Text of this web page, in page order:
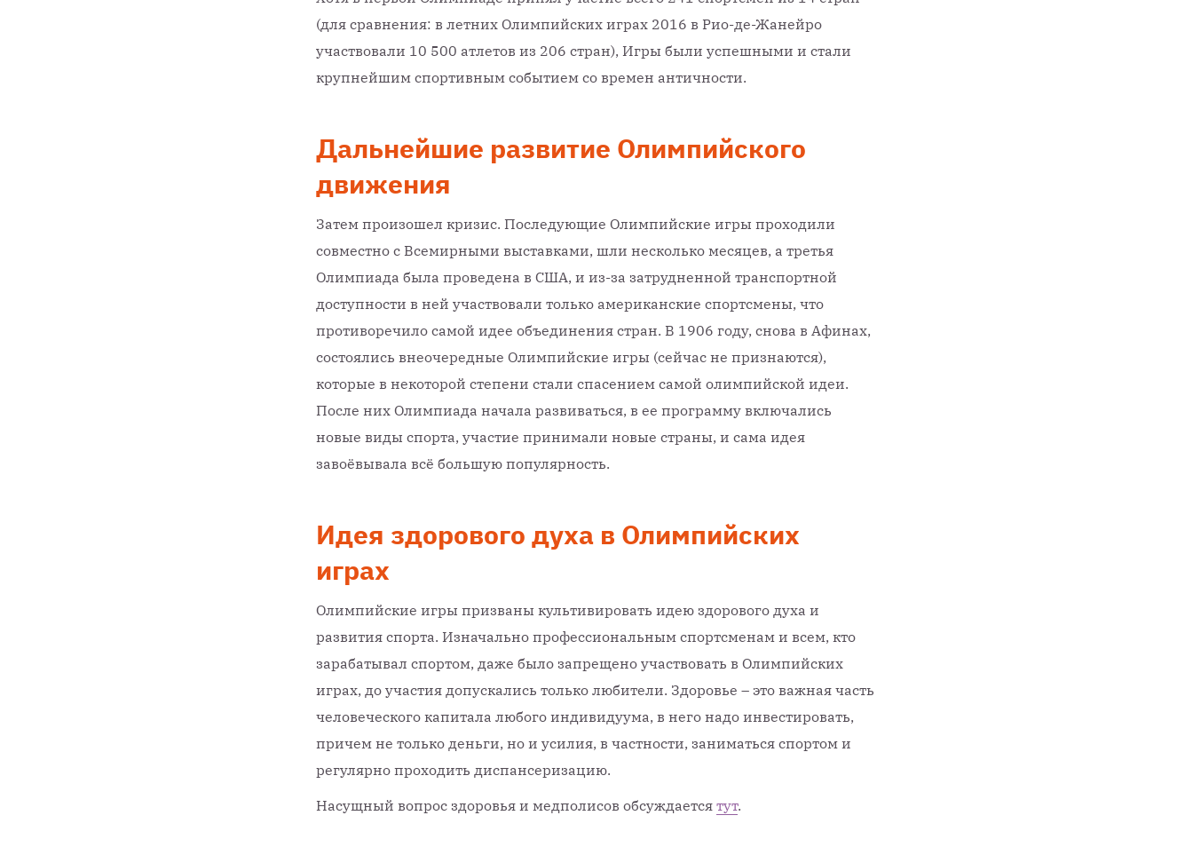
(для сравнения: в летних Олимпийских играх 2016 в Рио-де-Жанейро
участвовали 10 500 атлетов из 206 стран), Игры были успешными и стали
крупнейшим спортивным событием со времен античности.
Дальнейшие развитие Олимпийского
движения
Затем произошел кризис. Последующие Олимпийские игры проходили
совместно с Всемирными выставками, шли несколько месяцев, а третья
Олимпиада была проведена в США, и из-за затрудненной транспортной
доступности в ней участвовали только американские спортсмены, что
противоречило самой идее объединения стран. В 1906 году, снова в Афинах,
состоялись внеочередные Олимпийские игры (сейчас не признаются),
которые в некоторой степени стали спасением самой олимпийской идеи.
После них Олимпиада начала развиваться, в ее программу включались
новые виды спорта, участие принимали новые страны, и сама идея
завоёвывала всё большую популярность.
Идея здорового духа в Олимпийских
играх
Олимпийские игры призваны культивировать идею здорового духа и
развития спорта. Изначально профессиональным спортсменам и всем, кто
зарабатывал спортом, даже было запрещено участвовать в Олимпийских
играх, до участия допускались только любители. Здоровье – это важная часть
человеческого капитала любого индивидуума, в него надо инвестировать,
причем не только деньги, но и усилия, в частности, заниматься спортом и
регулярно проходить диспансеризацию.
Насущный вопрос здоровья и медполисов обсуждается тут.